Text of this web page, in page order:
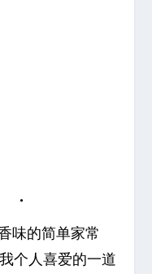
味的简单家常
个人喜爱的一道